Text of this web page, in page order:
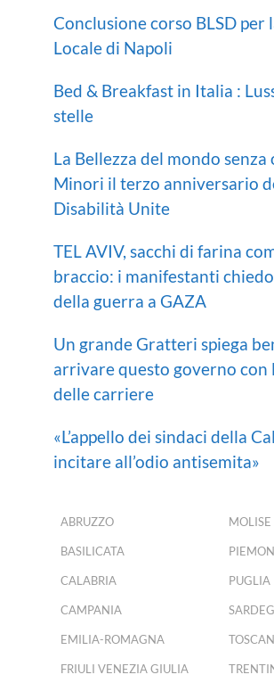
Conclusione corso BLSD per
Locale di Napoli
Bed & Breakfast in Italia :
stelle
La Bellezza del mondo senza
Minori il terzo anniversario
Disabilità Unite
TEL AVIV, sacchi di farina
braccio: i manifestanti
della guerra a GAZA
Un grande Gratteri spiega
arrivare questo governo con
delle carriere
«L’appello dei sindaci della
incitare all’odio antisemita»
ABRUZZO
BASILICATA
CALABRIA
CAMPANIA
EMILIA-ROMAGNA
FRIULI VENEZIA GIULIA
MOLISE
PUGLIA